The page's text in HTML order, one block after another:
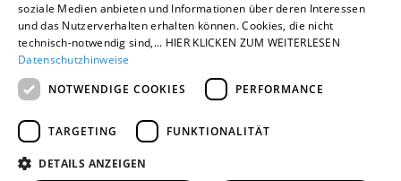
soziale Medien anbieten und Informationen über deren Interessen
und das Nutzerverhalten erhalten können. Cookies, die nicht
technisch-notwendig sind,... HIER KLICKEN ZUM WEITERLESEN
Datenschutzhinweise
NOTWENDIGE COOKIES
PERFORMANCE
TARGETING FUNKTIONALITÄT
DETAILS ANZEIGEN